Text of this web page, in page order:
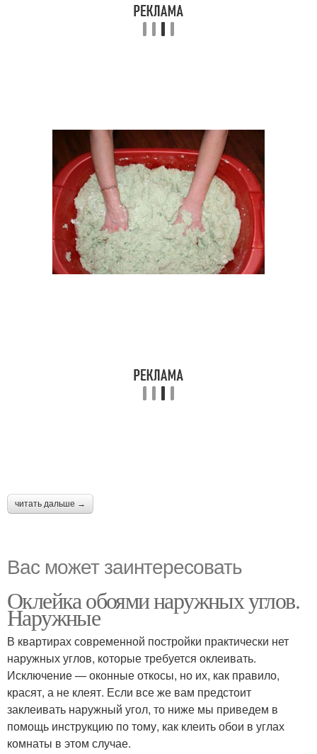
читать дальше →
Вас может заинтересовать
Оклейка обоями наружных углов.
Наружные
В квартирах современной постройки практически нет
наружных углов, которые требуется оклеивать.
Исключение — оконные откосы, но их, как правило,
красят, а не клеят. Если все же вам предстоит
заклеивать наружный угол, то ниже мы приведем в
помощь инструкцию по тому, как клеить обои в углах
комнаты в этом случае.